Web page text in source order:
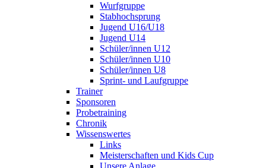
Wurfgruppe
Stabhochsprung
Jugend U16/U18
Jugend U14
Schüler/innen U12
Schüler/innen U10
Schüler/innen U8
Sprint- und Laufgruppe
Trainer
Sponsoren
Probetraining
Chronik
Wissenswertes
Links
Meisterschaften und Kids Cup
Unsere Anlage